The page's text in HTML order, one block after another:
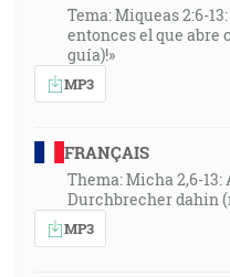
Tema: Miqueas 2:6-
entonces el que abre
guía)!»
MP3
FRANÇAIS
Thema: Micha 2,6-
Durchbrecher dahin
MP3